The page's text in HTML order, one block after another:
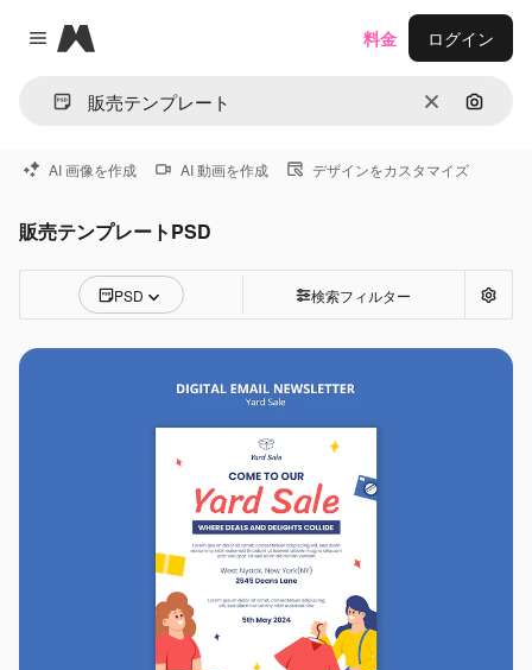
Close menu
Magnific
消去 画像で
料金 ログイン
AI 画像を作成 AI 動画を作成 デザインをカスタマイズ
販売テンプレートPSD
PSD 検索フィルター